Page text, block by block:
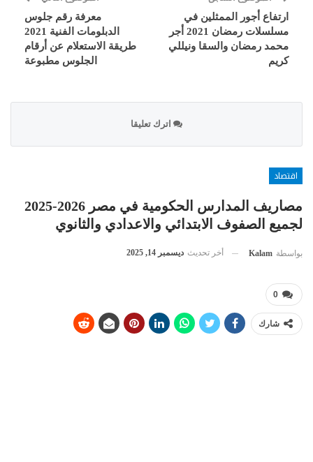
ارتفاع أجور الممثلين في
مسلسلات رمضان 2021 أجر
محمد رمضان والسقا ونيللي
كريم
معرفة رقم جلوس
الدبلومات الفنية 2021
طريقة الاستعلام عن أرقام
الجلوس مطبوعة
اترك تعليقا
اقتصاد
مصاريف المدارس الحكومية في مصر 2026-2025
لجميع الصفوف الابتدائي والاعدادي والثانوي
بواسطة Kalam أخر تحديث ديسمبر 14, 2025
0
شارك